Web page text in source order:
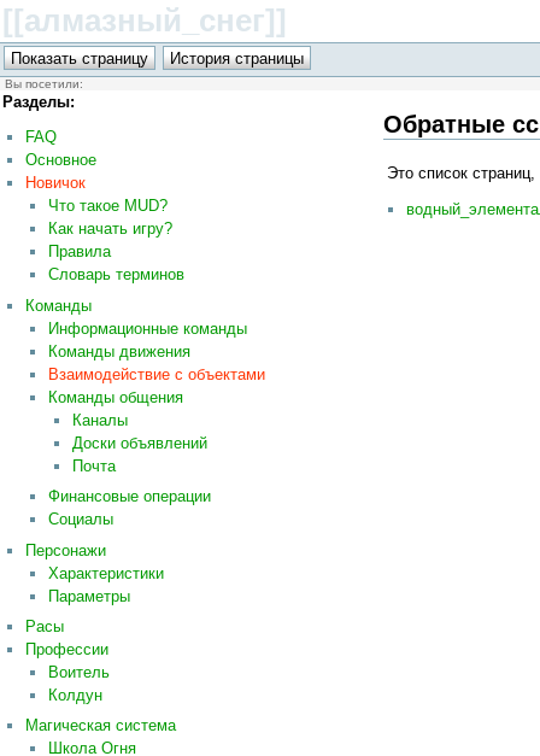
[[алмазный_снег]]
Вы посетили:
Разделы:
FAQ
Основное
Новичок
Что такое MUD?
Как начать игру?
Правила
Словарь терминов
Команды
Информационные команды
Команды движения
Взаимодействие с объектами
Команды общения
Каналы
Доски объявлений
Почта
Финансовые операции
Социалы
Персонажи
Характеристики
Параметры
Расы
Профессии
Воитель
Колдун
Магическая система
Школа Огня
Обратные
Это список